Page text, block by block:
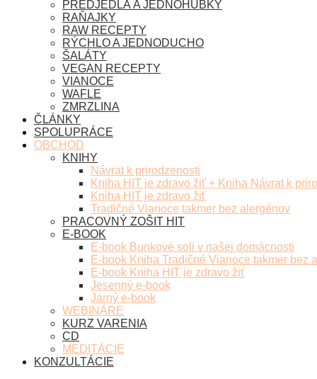
PREDJEDLÁ A JEDNOHUBKY
RAŇAJKY
RAW RECEPTY
RÝCHLO A JEDNODUCHO
ŠALÁTY
VEGAN RECEPTY
VIANOCE
WAFLE
ZMRZLINA
ČLÁNKY
SPOLUPRÁCE
OBCHOD
KNIHY
Návrat k prirodzenosti
Kniha HIT je zdravo žiť + Kniha Návrat k
Kniha HIT je zdravo žiť
Tradičné Vianoce takmer bez alergénov
PRACOVNÝ ZOŠIT HIT
E-BOOK
E-book Bunkové soli v našej domácnosti
E-book Kniha Tradičné Vianoce takmer bez
E-book Kniha HIT je zdravo žiť
Jesenný e-book
Jarný e-book
WEBINÁRE
KURZ VARENIA
CD
MEDITÁCIE
KONZULTÁCIE